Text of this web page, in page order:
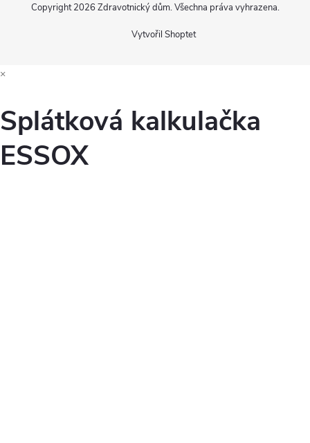
Vytvořil Shoptet
Copyright 2026 Zdravotnický dům. Všechna práva vyhrazena.
×
Splátková kalkulačka
ESSOX